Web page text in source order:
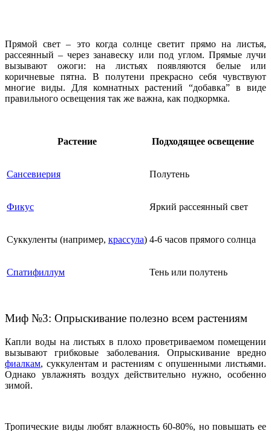
Прямой свет – это когда солнце светит прямо на листья,
рассеянный – через занавеску или под углом. Прямые лучи
вызывают ожоги: на листьях появляются белые или
коричневые пятна. В полутени прекрасно себя чувствуют
многие виды. Для комнатных растений “добавка” в виде
правильного освещения так же важна, как подкормка.
Растение Подходящее освещение
Сансевиерия Полутень
Фикус Яркий рассеянный свет
Суккуленты (например, крассула) 4-6 часов прямого солнца
Спатифиллум Тень или полутень
Миф №3: Опрыскивание полезно всем растениям
Капли воды на листьях в плохо проветриваемом помещении
вызывают грибковые заболевания. Опрыскивание вредно
фиалкам, суккулентам и растениям с опушенными листьями.
Однако увлажнять воздух действительно нужно, особенно
зимой.
Тропические виды любят влажность 60-80%, но повышать ее